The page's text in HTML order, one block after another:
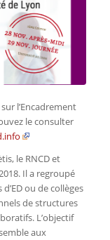
l’Encadrement
le consulter
le RNCD et
Il a regroupé
ou de collèges
de structures
L’objectif
aux